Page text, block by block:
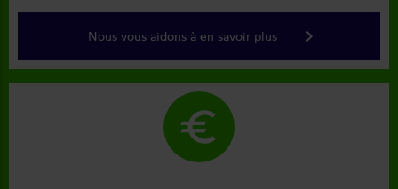
Nous vous aidons à en savoir plus keyboard_arrow_right
euro